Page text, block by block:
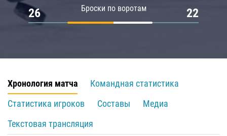
Броски по воротам
26 22
Хронология матча
Командная статистика
Статистика игроков
Составы
Медиа
Текстовая трансляция